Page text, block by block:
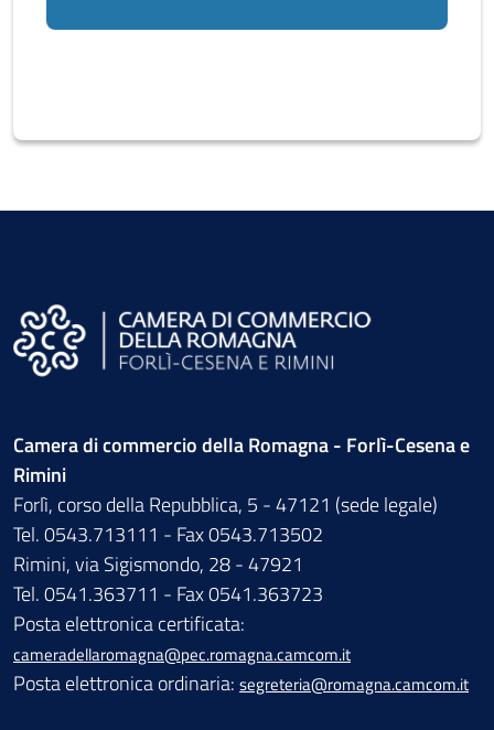
Camera di commercio della Romagna - Forlì-Cesena e
Rimini
Forlì, corso della Repubblica, 5 - 47121 (sede legale)
Tel. 0543.713111 - Fax 0543.713502
Rimini, via Sigismondo, 28 - 47921
Tel. 0541.363711 - Fax 0541.363723
Posta elettronica certificata:
cameradellaromagna@pec.romagna.camcom.it
Posta elettronica ordinaria: segreteria@romagna.camcom.it